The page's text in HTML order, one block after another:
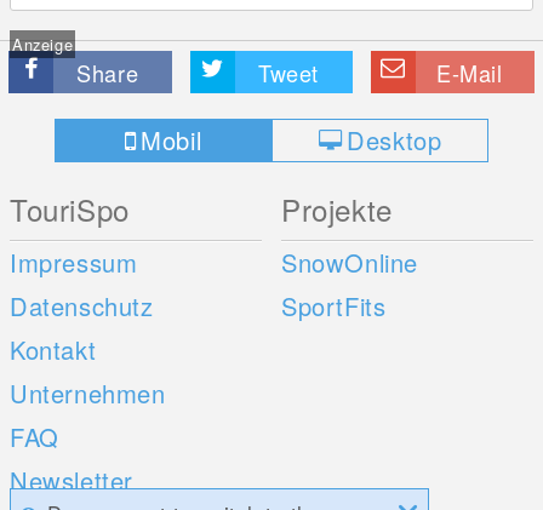
Anzeige
Share Tweet E-Mail
Mobil Desktop
TouriSpo
Impressum
Datenschutz
Kontakt
Unternehmen
FAQ
Newsletter
Projekte
SnowOnline
SportFits